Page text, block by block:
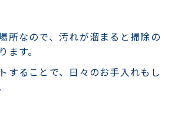
所なので、汚れが溜まると掃除の
ます。
することで、日々のお手入れもし